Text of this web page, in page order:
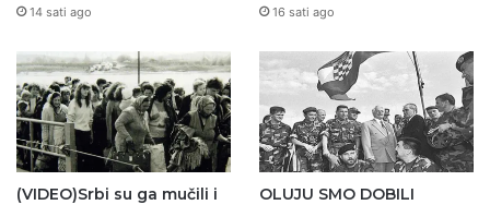
14 sati ago 16 sati ago
(VIDEO)Srbi su ga mučili i
OLUJU SMO DOBILI